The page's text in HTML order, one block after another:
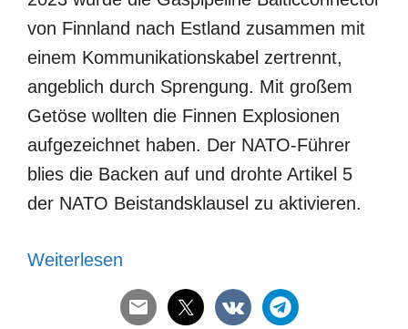
von Finnland nach Estland zusammen mit
einem Kommunikationskabel zertrennt,
angeblich durch Sprengung. Mit großem
Getöse wollten die Finnen Explosionen
aufgezeichnet haben. Der NATO-Führer
blies die Backen auf und drohte Artikel 5
der NATO Beistandsklausel zu aktivieren.
Weiterlesen